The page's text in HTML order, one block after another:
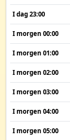
I dag 23:00
I morgen 00:00
I morgen 01:00
I morgen 02:00
I morgen 03:00
I morgen 04:00
I morgen 05:00